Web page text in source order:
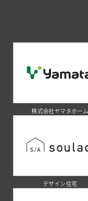
株式会社ヤマタホーム
デザイン住宅